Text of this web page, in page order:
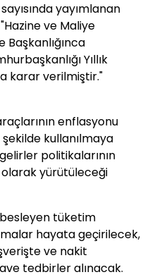
yayımlanan
ve Maliye
Başkanlığınca
Yıllık
karar verilmiştir."
enflasyonu
kullanılmaya
politikalarının
yürütüleceği
tüketim
hayata geçirilecek,
ve nakit
tedbirler alınacak.